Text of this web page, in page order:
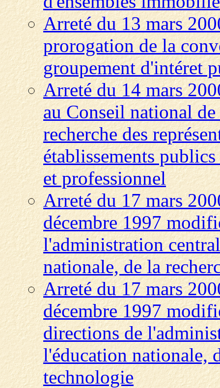
Arreté du 13 mars
prorogation de la
groupement d'intéret
Arreté du 14 mars
au Conseil national
recherche des
établissements
et professionnel
Arreté du 17 mars
décembre 1997
l'administration
nationale, de la
Arreté du 17 mars
décembre 1997
directions de
l'éducation nationale,
technologie